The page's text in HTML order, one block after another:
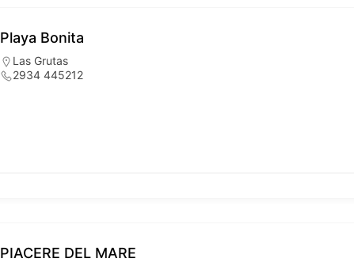
Playa Bonita
Las Grutas
2934 445212
PIACERE DEL MARE